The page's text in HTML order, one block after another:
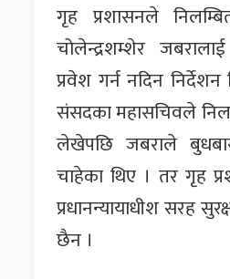
गृह प्रशासनले
चोलेन्द्रशम्शेर
प्रवेश गर्न नदिन
संसदका महासचिवले
लेखेपछि जबराले
चाहेका थिए । तर गृह
प्रधानन्यायाधीश सरह
छैन ।